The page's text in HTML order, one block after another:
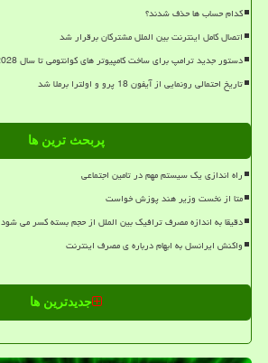
کدام حساب ها حذف شدند؟
اتصال کامل اینترنت بین الملل مشترکان برقرار شد
دستور جدید ترامپ برای ساخت کامپیوتر های کوانتومی تا سال 2028
تاریخ احتمالی رونمایی از آیفون 18 پرو و اولترا برملا شد
پربحث ترین ها
راه اندازی یک سیستم مهم در تامین اجتماعی
متا از نخست وزیر هند پوزش خواست
دقیقا به اندازه مصرف ترافیک بین الملل از حجم بسته کسر می شود
واکنش ایرانسل به ابهام درباره ی مصرف اینترنت
جدیدترین ها